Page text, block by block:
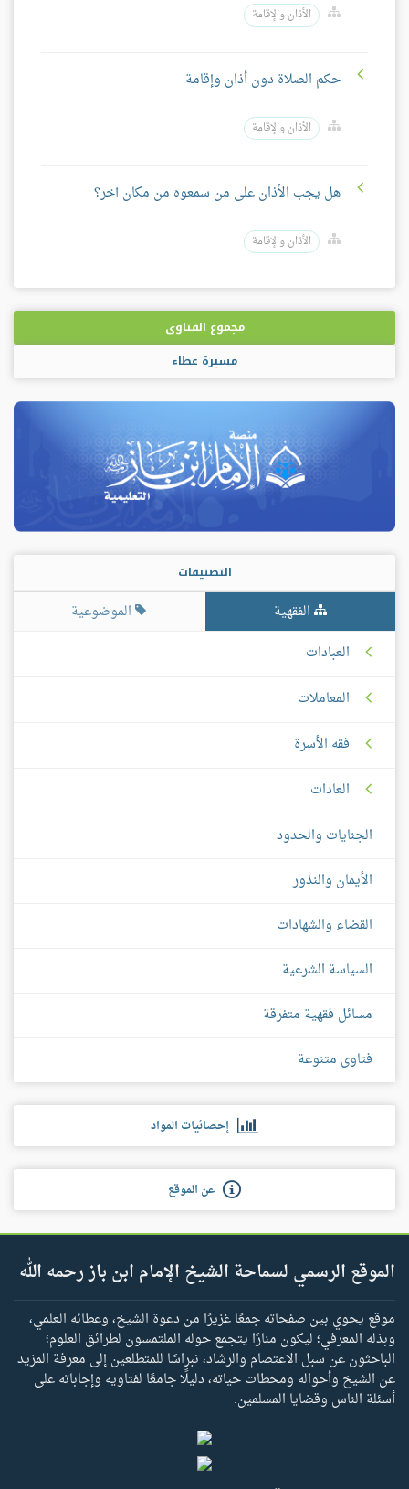
الأذان والإقامة
حكم الصلاة دون أذان وإقامة
الأذان والإقامة
هل يجب الأذان على من سمعوه من مكان آخر؟
الأذان والإقامة
مجموع الفتاوى
مسيرة عطاء
التصنيفات
الفقهية
الموضوعية
العبادات
المعاملات
فقه الأسرة
العادات
الجنايات والحدود
الأيمان والنذور
القضاء والشهادات
السياسة الشرعية
مسائل فقهية متفرقة
فتاوى متنوعة
إحصائيات المواد
عن الموقع
الموقع الرسمي لسماحة الشيخ الإمام ابن باز رحمه الله
موقع يحوي بين صفحاته جمعًا غزيرًا من دعوة الشيخ، وعطائه العلمي،
وبذله المعرفي؛ ليكون منارًا يتجمع حوله الملتمسون لطرائق العلوم؛
الباحثون عن سبل الاعتصام والرشاد، نبراسًا للمتطلعين إلى معرفة المزيد
عن الشيخ وأحواله ومحطات حياته، دليلًا جامعًا لفتاويه وإجاباته على
أسئلة الناس وقضايا المسلمين.